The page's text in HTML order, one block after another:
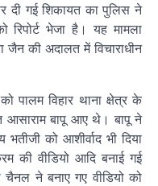
दी गई शिकायत का पुलिस ने
रिपोर्ट भेजा है। यह मामला
जैन की अदालत में विचाराधीन
पालम विहार थाना क्षेत्र के
आसाराम बापू आए थे। बापू ने
को आशीर्वाद भी दिया
की वीडियो आदि बनाई गई
ने बनाए गए वीडियो को